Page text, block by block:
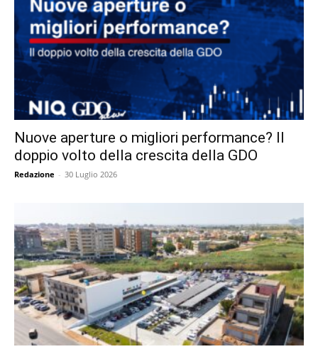
Nuove aperture o migliori performance? Il
doppio volto della crescita della GDO
Redazione - 30 Luglio 2026